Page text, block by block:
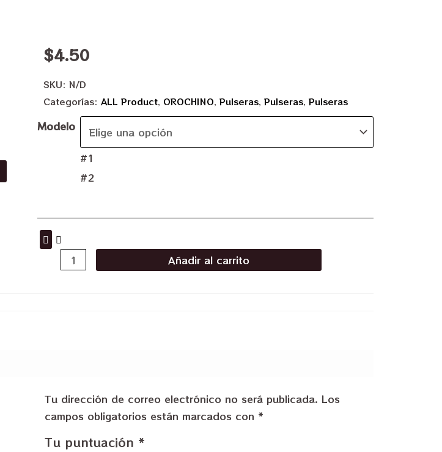
$4.50
SKU: N/D
Categorías: ALL Product, OROCHINO, Pulseras, Pulseras, Pulseras
Modelo
#1
#2
Añadir al carrito
Tu dirección de correo electrónico no será publicada. Los
campos obligatorios están marcados con *
Tu puntuación *